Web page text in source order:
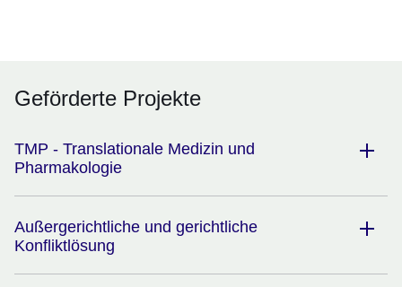
Geförderte Projekte
TMP - Translationale Medizin und
Pharmakologie
Außergerichtliche und gerichtliche
Konfliktlösung